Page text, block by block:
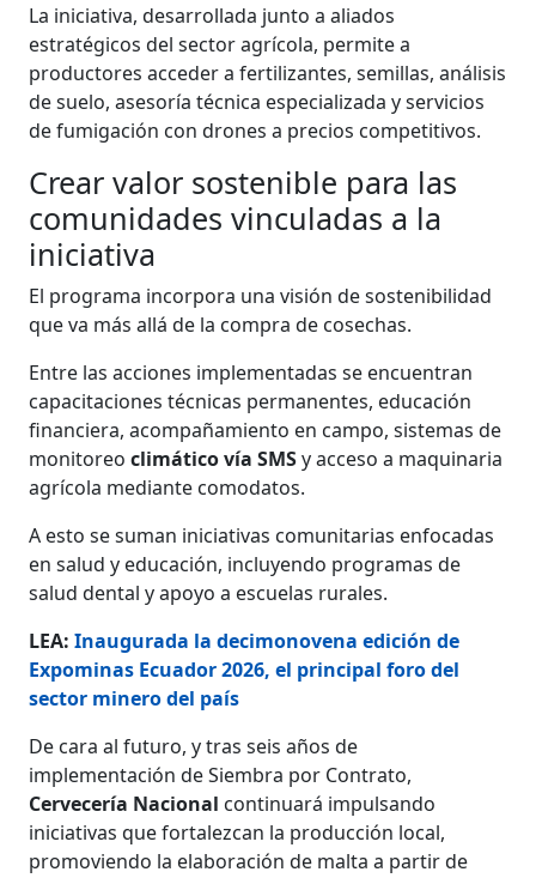
La iniciativa, desarrollada junto a aliados
estratégicos del sector agrícola, permite a
productores acceder a fertilizantes, semillas, análisis
de suelo, asesoría técnica especializada y servicios
de fumigación con drones a precios competitivos.​​​​
Crear valor sostenible para las
comunidades vinculadas a la
iniciativa
​​​​​​El programa incorpora una visión de sostenibilidad
que va más allá de la compra de cosechas.
Entre las acciones implementadas se encuentran
capacitaciones técnicas permanentes, educación
financiera, acompañamiento en campo, sistemas de
monitoreoclimático vía SMSy acceso a maquinaria
agrícola mediante comodatos.
A esto se suman iniciativas comunitarias enfocadas
en salud y educación, incluyendo programas de
salud dental y apoyo a escuelas rurales.
LEA:Inaugurada la decimonovena edición de
Expominas Ecuador 2026, el principal foro del
sector minero del país
De cara al futuro, y tras seis años de
implementación de Siembra por Contrato,
Cervecería Nacional continuará impulsando
iniciativas que fortalezcan la producción local,
promoviendo la elaboración de malta a partir de